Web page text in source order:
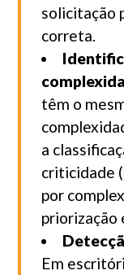
solicitação
correta.
têm o
a
criticidade
por
priorização
Em